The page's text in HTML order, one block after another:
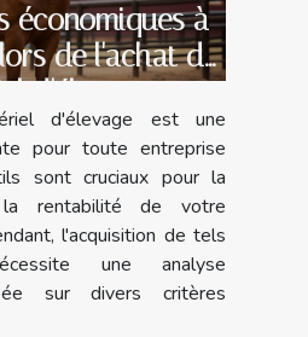
économiques à
de l'achat de
d'élevage
d'élevage est une
pour toute entreprise
sont cruciaux pour la
rentabilité de votre
l'acquisition de tels
une analyse
sur divers critères